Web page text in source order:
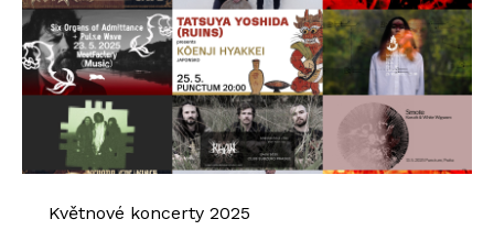
Květnové koncerty 2025